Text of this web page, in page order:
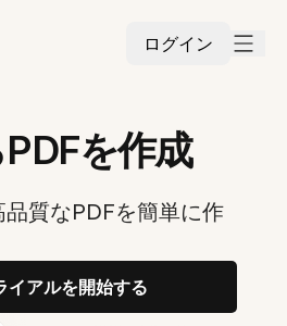
ログイン
を作成
質なPDFを簡単に作
イアルを開始する